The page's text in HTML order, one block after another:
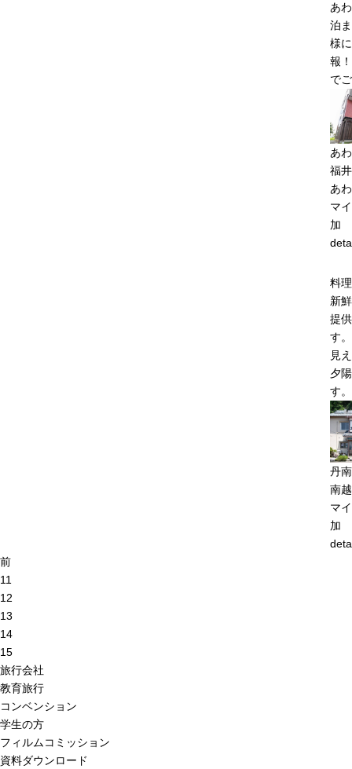
あ
泊
様
報
で
あ
福
あ
マ
加
料
新
提
す
見
夕
す。
丹南
南
マ
加
前
11
12
13
14
15
旅行会社
教育旅行
コンベンション
学生の方
フィルムコミッション
資料ダウンロード